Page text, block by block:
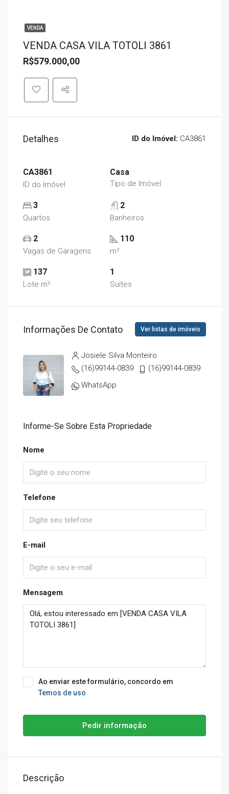
VENDA
VENDA CASA VILA TOTOLI 3861
R$579.000,00
Detalhes ID do Imóvel: CA3861
CA3861
ID do Imóvel
Casa
Tipo de Imóvel
3
Quartos
2
Banheiros
2
Vagas de Garagens
110
m²
137
Lote m²
1
Suítes
Informações De Contato Ver listas de imóveis
Josiele Silva Monteiro
(16)99144-0839
(16)99144-0839
WhatsApp
Informe-Se Sobre Esta Propriedade
Nome
Telefone
E-mail
Mensagem
Ao enviar este formulário, concordo em
Temos de uso
Pedir informação
Descrição